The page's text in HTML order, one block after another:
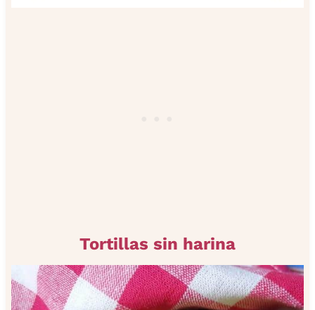
Tortillas sin harina